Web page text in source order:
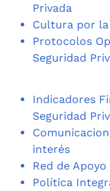
Privada
Cultura por
Protocolos
Seguridad
Indicadores
Seguridad
interés
Red de
Política